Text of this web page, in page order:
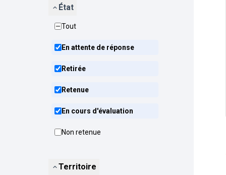
État
Tout
En attente de réponse
Retirée
Retenue
En cours d'évaluation
Non retenue
Territoire